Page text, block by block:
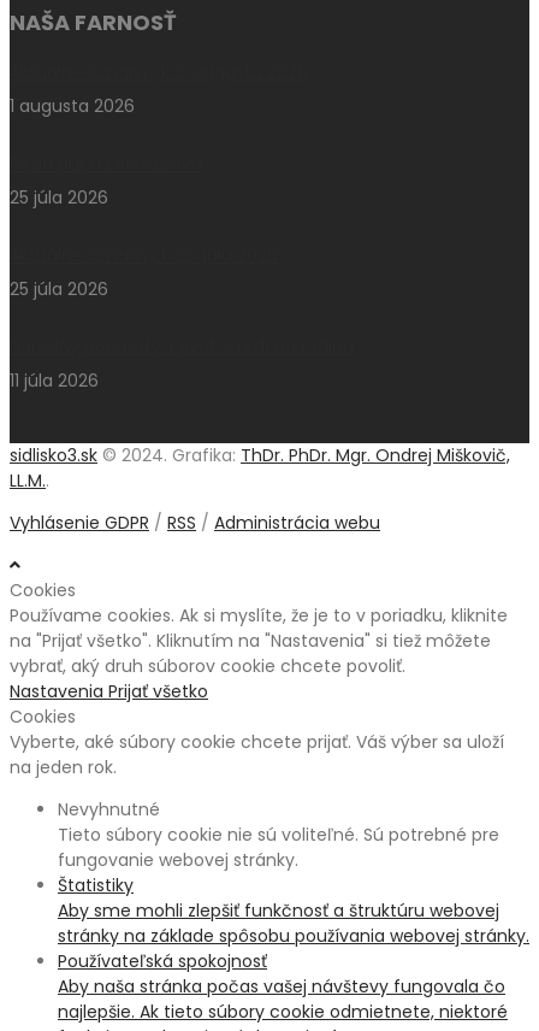
NAŠA FARNOSŤ
1 augusta 2026
25 júla 2026
25 júla 2026
11 júla 2026
sidlisko3.sk © 2024. Grafika: ThDr. PhDr. Mgr. Ondrej Miškovič,
LL.M..
Vyhlásenie GDPR / RSS / Administrácia webu
Cookies
Používame cookies. Ak si myslíte, že je to v poriadku, kliknite
na "Prijať všetko". Kliknutím na "Nastavenia" si tiež môžete
vybrať, aký druh súborov cookie chcete povoliť.
Nastavenia Prijať všetko
Cookies
Vyberte, aké súbory cookie chcete prijať. Váš výber sa uloží
na jeden rok.
Nevyhnutné
Tieto súbory cookie nie sú voliteľné. Sú potrebné pre
fungovanie webovej stránky.
Štatistiky
Aby sme mohli zlepšiť funkčnosť a štruktúru webovej
stránky na základe spôsobu používania webovej stránky.
Používateľská spokojnosť
Aby naša stránka počas vašej návštevy fungovala čo
najlepšie. Ak tieto súbory cookie odmietnete, niektoré